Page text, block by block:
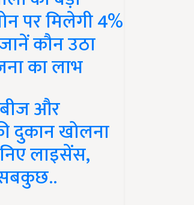
पर मिलेगी 4%
कौन उठा
का लाभ
और
दुकान खोलना
लाइसेंस,
सबकुछ..